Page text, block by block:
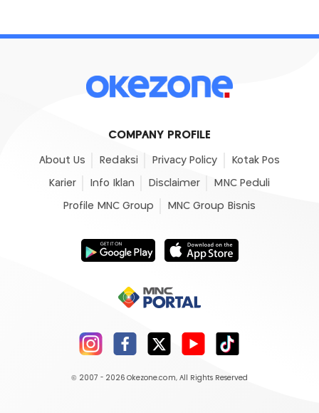
COMPANY PROFILE
About Us Redaksi Privacy Policy Kotak Pos
Karier Info Iklan Disclaimer MNC Peduli
Profile MNC Group MNC Group Bisnis
© 2007 - 2026 Okezone.com, All Rights Reserved